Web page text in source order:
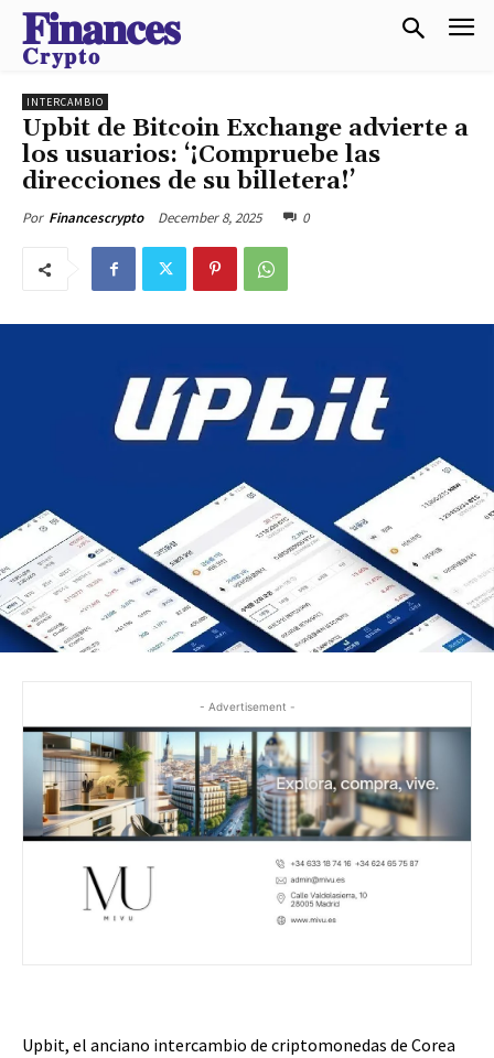
𝐅𝐢𝐧𝐚𝐧𝐜𝐞𝐬
𝐂𝐫𝐲𝐩𝐭𝐨
INTERCAMBIO
Upbit de Bitcoin Exchange advierte a
los usuarios: ‘¡Compruebe las
direcciones de su billetera!’
Por Financescrypto December 8, 2025 0
- Advertisement -
Upbit, el anciano intercambio de criptomonedas de Corea